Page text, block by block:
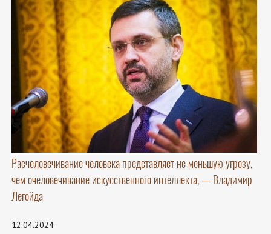
Расчеловечивание человека представляет не меньшую угрозу,
чем очеловечивание искусственного интеллекта, — Владимир
Легойда
12.04.2024